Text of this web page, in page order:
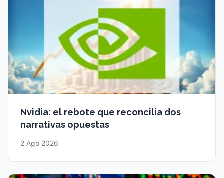
Nvidia: el rebote que reconcilia dos
narrativas opuestas
2 Ago 2026